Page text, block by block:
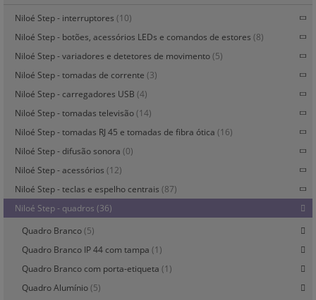
Niloé Step - interruptores (10)
Niloé Step - botões, acessórios LEDs e comandos de estores (8)
Niloé Step - variadores e detetores de movimento(5)
Niloé Step - tomadas de corrente (3)
Niloé Step - carregadores USB (4)
Niloé Step - tomadas televisão(14)
Niloé Step - tomadas RJ 45 e tomadas de fibra ótica (16)
Niloé Step - difusão sonora (0)
Niloé Step - acessórios (12)
Niloé Step - teclas e espelho centrais (87)
Niloé Step - quadros (36)
Quadro Branco(5)
Quadro Branco IP 44 com tampa (1)
Quadro Branco com porta-etiqueta (1)
Quadro Alumínio(5)